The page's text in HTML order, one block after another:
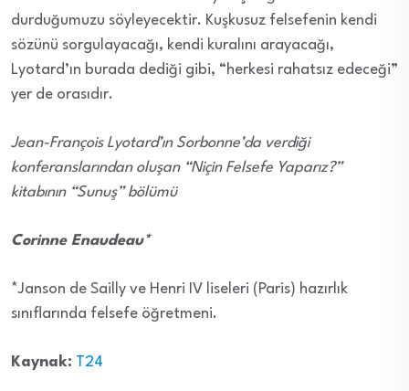
durduğumuzu söyleyecektir. Kuşkusuz felsefenin kendi
sözünü sorgulayacağı, kendi kuralını arayacağı,
Lyotard’ın burada dediği gibi, “herkesi rahatsız edeceği”
yer de orasıdır.
Jean-François Lyotard’ın Sorbonne’da verdiği
konferanslarından oluşan “Niçin Felsefe Yaparız?”
kitabının “Sunuş” bölümü
Corinne Enaudeau*
*Janson de Sailly ve Henri IV liseleri (Paris) hazırlık
sınıflarında felsefe öğretmeni.
Kaynak: T24